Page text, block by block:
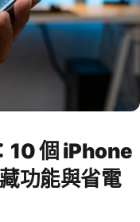
10 個 iPhone
功能與省電